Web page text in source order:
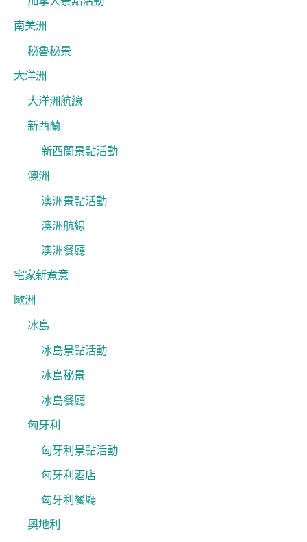
南美洲
秘魯秘景
大洋洲
大洋洲航線
新西蘭
新西蘭景點活動
澳洲
澳洲景點活動
澳洲航線
澳洲餐廳
宅家新煮意
歐洲
冰島
冰島景點活動
冰島秘景
冰島餐廳
匈牙利
匈牙利景點活動
匈牙利酒店
匈牙利餐廳
奧地利